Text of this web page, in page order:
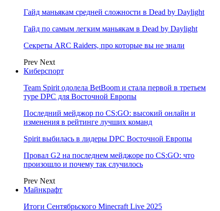
Гайд маньякам средней сложности в Dead by Daylight
Гайд по самым легким маньякам в Dead by Daylight
Секреты ARC Raiders, про которые вы не знали
Prev Next
Киберспорт
Team Spirit одолела BetBoom и стала первой в третьем
туре DPC для Восточной Европы
Последний мейджор по CS:GO: высокий онлайн и
изменения в рейтинге лучших команд
Spirit выбилась в лидеры DPC Восточной Европы
Провал G2 на последнем мейджоре по CS:GO: что
произошло и почему так случилось
Prev Next
Майнкрафт
Итоги Сентябрьского Minecraft Live 2025